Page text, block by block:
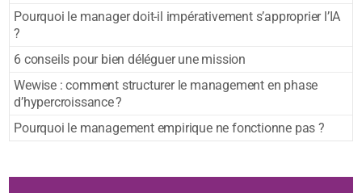
Pourquoi le manager doit-il impérativement s’approprier l’IA
?
6 conseils pour bien déléguer une mission
Wewise : comment structurer le management en phase
d’hypercroissance ?
Pourquoi le management empirique ne fonctionne pas ?